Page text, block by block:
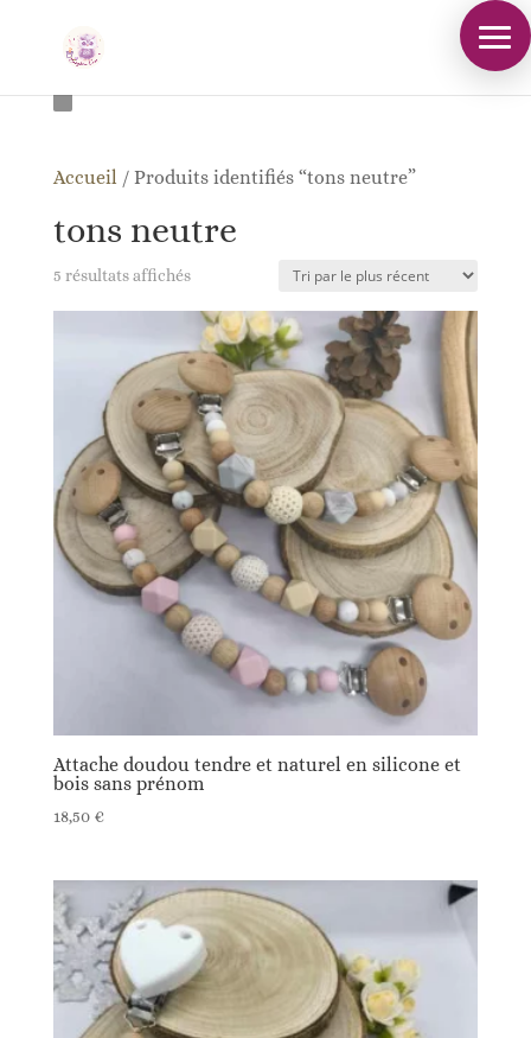
Accueil / Produits identifiés “tons neutre”
tons neutre
5 résultats affichésTrié
plus
récent
au
plus
ancien
Attache doudou tendre et naturel en silicone et
bois sans prénom
18,50 €